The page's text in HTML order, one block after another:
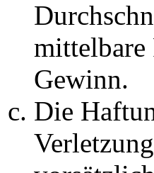
mittelbare
Gewinn.
Die